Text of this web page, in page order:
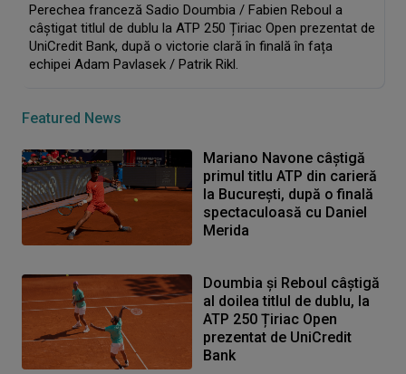
Perechea franceză Sadio Doumbia / Fabien Reboul a
câștigat titlul de dublu la ATP 250 Țiriac Open prezentat de
UniCredit Bank, după o victorie clară în finală în fața
echipei Adam Pavlasek / Patrik Rikl.
Featured News
Mariano Navone câștigă
primul titlu ATP din carieră
la București, după o finală
spectaculoasă cu Daniel
Merida
Doumbia și Reboul câștigă
al doilea titlul de dublu, la
ATP 250 Țiriac Open
prezentat de UniCredit
Bank